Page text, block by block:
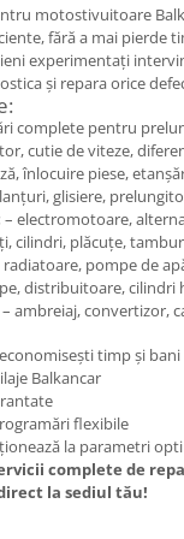
motostivuitoare
fără a mai pierde
experimentați
și repara orice
complete pentru
cutie de viteze,
înlocuire piese,
glisiere,
– electromotoare,
cilindri, plăcuțe,
radiatoare, pompe de
distribuitoare, cilindri
– ambreiaj, convertizor,
timp și bani
Balkancar
flexibile
la parametri
complete de
la sediul tău!